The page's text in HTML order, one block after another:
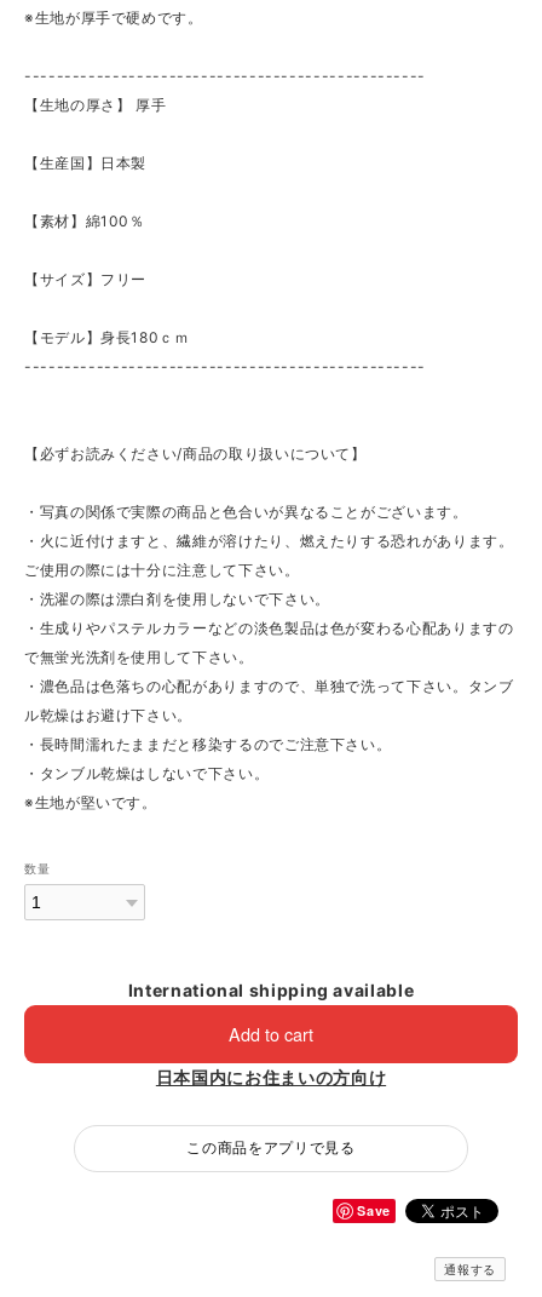
※生地が厚手で硬めです。
--------------------------------------------------
【生地の厚さ】 ​厚手
【生産国】日本製
【素材】綿100％
【サイズ】フリー
【モデル】身長180ｃｍ
--------------------------------------------------
【必ずお読みください/商品の取り扱いについて】
・写真の関係で実際の商品と色合いが異なることがございます。
・火に近付けますと、繊維が溶けたり、燃えたりする恐れがあります。
ご使用の際には十分に注意して下さい。
・洗濯の際は漂白剤を使用しないで下さい。
・生成りやパステルカラーなどの淡色製品は色が変わる心配ありますの
で無蛍光洗剤を使用して下さい。
・濃色品は色落ちの心配がありますので、単独で洗って下さい。タンブ
ル乾燥はお避け下さい。
・長時間濡れたままだと移染するのでご注意下さい。
・タンブル乾燥はしないで下さい。
※生地が堅いです。
数量
International shipping available
Add to cart
日本国内にお住まいの方向け
この商品をアプリで見る
Save
通報する